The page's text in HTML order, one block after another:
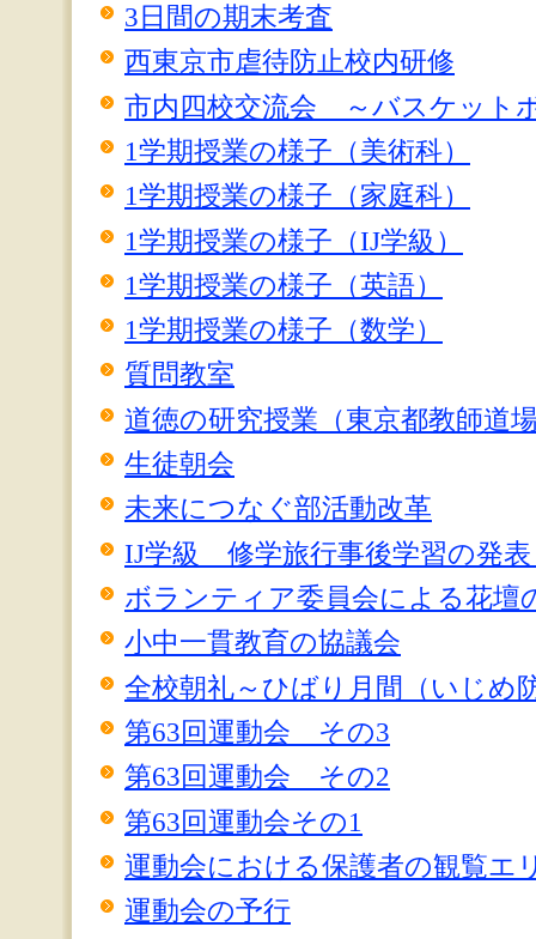
3日間の期末考査
西東京市虐待防止校内研修
市内四校交流会 ～バスケット
1学期授業の様子（美術科）
1学期授業の様子（家庭科）
1学期授業の様子（IJ学級）
1学期授業の様子（英語）
1学期授業の様子（数学）
質問教室
道徳の研究授業（東京都教師道
生徒朝会
未来につなぐ部活動改革
IJ学級 修学旅行事後学習の発表
ボランティア委員会による花壇
小中一貫教育の協議会
全校朝礼～ひばり月間（いじめ
第63回運動会 その3
第63回運動会 その2
第63回運動会その1
運動会における保護者の観覧エ
運動会の予行